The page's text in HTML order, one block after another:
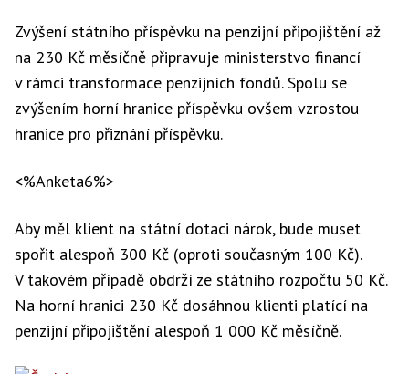
Zvýšení státního příspěvku na penzijní připojištění až
na 230 Kč měsíčně připravuje ministerstvo financí
v rámci transformace penzijních fondů. Spolu se
zvýšením horní hranice příspěvku ovšem vzrostou
hranice pro přiznání příspěvku.
<%Anketa6%>
Aby měl klient na státní dotaci nárok, bude muset
spořit alespoň 300 Kč (oproti současným 100 Kč).
V takovém případě obdrží ze státního rozpočtu 50 Kč.
Na horní hranici 230 Kč dosáhnou klienti platící na
penzijní připojištění alespoň 1 000 Kč měsíčně.